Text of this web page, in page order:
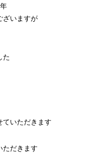
ざいますが
た
ていただきます
ただきます